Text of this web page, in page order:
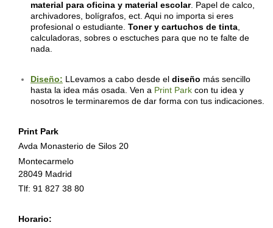
material para oficina y material escolar. Papel de calco,
archivadores, bolígrafos, ect. Aqui no importa si eres
profesional o estudiante. Toner y cartuchos de tinta,
calculadoras, sobres o esctuches para que no te falte de
nada.
Diseño: LLevamos a cabo desde el diseño más sencillo
hasta la idea más osada. Ven a Print Park con tu idea y
nosotros le terminaremos de dar forma con tus indicaciones.
Print Park
Avda Monasterio de Silos 20
Montecarmelo
28049 Madrid
Tlf: 91 827 38 80
Horario: